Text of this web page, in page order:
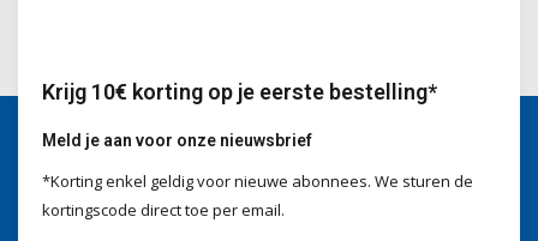
Wij helpen je graag
Krijg 10€ korting op je eerste bestelling*
Meld je aan voor onze nieuwsbrief
*Korting enkel geldig voor nieuwe abonnees. We sturen de
kortingscode direct toe per email.